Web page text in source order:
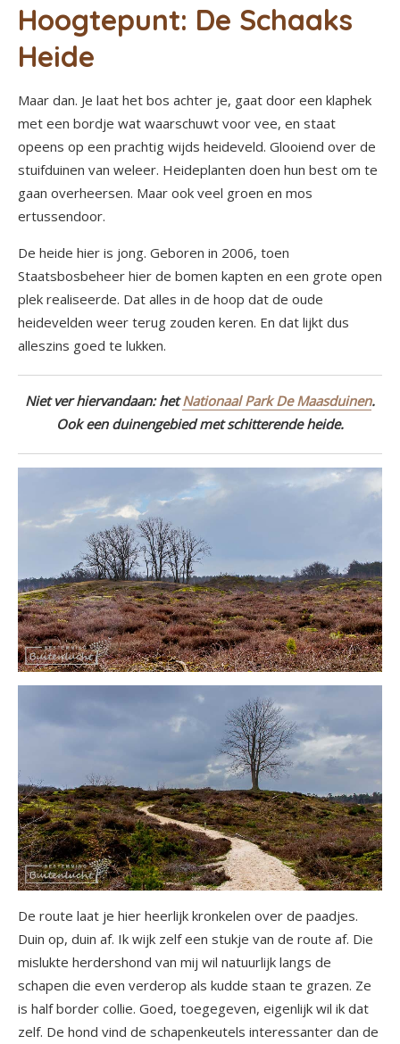
Hoogtepunt: De Schaaks
Heide
Maar dan. Je laat het bos achter je, gaat door een klaphek
met een bordje wat waarschuwt voor vee, en staat
opeens op een prachtig wijds heideveld. Glooiend over de
stuifduinen van weleer. Heideplanten doen hun best om te
gaan overheersen. Maar ook veel groen en mos
ertussendoor.
De heide hier is jong. Geboren in 2006, toen
Staatsbosbeheer hier de bomen kapten en een grote open
plek realiseerde. Dat alles in de hoop dat de oude
heidevelden weer terug zouden keren. En dat lijkt dus
alleszins goed te lukken.
Niet ver hiervandaan: hetNationaal Park De Maasduinen.
Ook een duinengebied met schitterende heide.
De route laat je hier heerlijk kronkelen over de paadjes.
Duin op, duin af. Ik wijk zelf een stukje van de route af. Die
mislukte herdershond van mij wil natuurlijk langs de
schapen die even verderop als kudde staan te grazen. Ze
is half border collie. Goed, toegegeven, eigenlijk wil ik dat
zelf. De hond vind de schapenkeutels interessanter dan de